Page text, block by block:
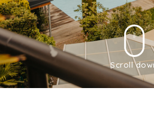
Scroll